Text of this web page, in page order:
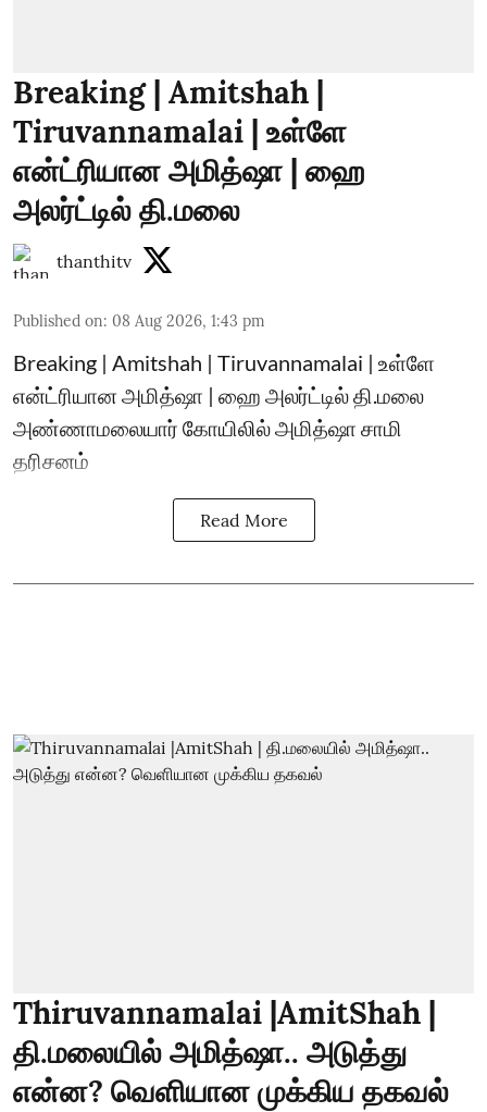
Breaking | Amitshah |
Tiruvannamalai | உள்ளே
என்ட்ரியான அமித்ஷா | ஹை
அலர்ட்டில் தி.மலை
thanthitv
Published on: 08 Aug 2026, 1:43 pm
Breaking | Amitshah | Tiruvannamalai | உள்ளே
என்ட்ரியான அமித்ஷா | ஹை அலர்ட்டில் தி.மலை
அண்ணாமலையார் கோயிலில் அமித்ஷா சாமி
தரிசனம்
Read More
Thiruvannamalai |AmitShah |
தி.மலையில் அமித்ஷா.. அடுத்து
என்ன? வெளியான முக்கிய தகவல்